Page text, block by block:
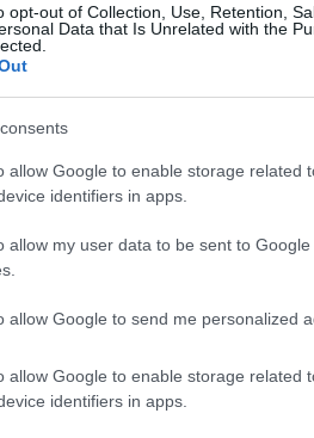
opt-out of Collection, Use, Retention,
Data that Is Unrelated with the
allow Google to enable storage related
identifiers in apps.
allow my user data to be sent to
allow Google to send me personalized
allow Google to enable storage related
identifiers in apps.
Afogselyemés a